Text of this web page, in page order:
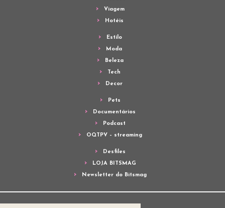
Viagem
Hotéis
Estilo
Moda
Beleza
Tech
Decor
Pets
Documentários
Podcast
OQTPV – streaming
Desfiles
LOJA BITSMAG
Newsletter do Bitsmag